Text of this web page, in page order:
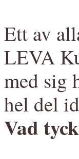
Ett av
LEVA
med sig
hel del
Vad